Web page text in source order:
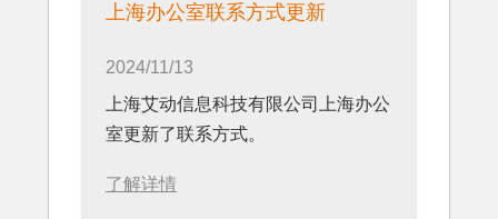
上海办公室联系方式更新
2024/11/13
上海艾动信息科技有限公司上海办公
室更新了联系方式。
了解详情